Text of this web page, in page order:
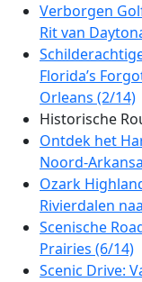
Verborgen
Rit van
Florida’s
Orleans (2/14)
Historische
Ontdek het
Noord-
Ozark
Rivierdalen
Scenische
Prairies (6/14)
Scenic Drive: